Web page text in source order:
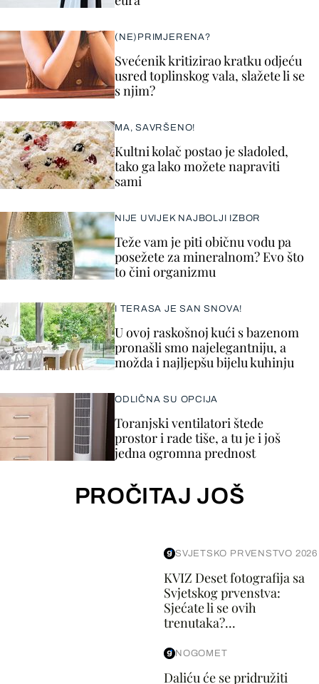
(NE)PRIMJERENA?
Svećenik kritizirao kratku odjeću
usred toplinskog vala, slažete li se
s njim?
MA, SAVRŠENO!
Kultni kolač postao je sladoled,
tako ga lako možete napraviti
sami
NIJE UVIJEK NAJBOLJI IZBOR
Teže vam je piti običnu vodu pa
posežete za mineralnom? Evo što
to čini organizmu
I TERASA JE SAN SNOVA!
U ovoj raskošnoj kući s bazenom
pronašli smo najelegantniju, a
možda i najljepšu bijelu kuhinju
ODLIČNA SU OPCIJA
Toranjski ventilatori štede
prostor i rade tiše, a tu je i još
jedna ogromna prednost
PROČITAJ JOŠ
SVJETSKO PRVENSTVO 2026
KVIZ Deset fotografija sa
Svjetskog prvenstva:
Sjećate li se ovih
trenutaka?...
NOGOMET
Daliću će se pridružiti